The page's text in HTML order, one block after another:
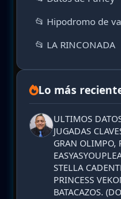
📂 Hipodromo de
📂 LA RINCONADA
Lo más
ULTIMOS
JUGADAS
GRAN OLIMPO,
STELLA
PRINCESS
BATACAZOS.